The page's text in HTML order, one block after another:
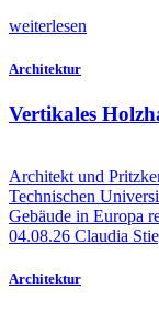
weiterlesen
Architektur
Vertikales
Architekt und
Technischen
Gebäude in Europa
04.08.26 Claudia
Architektur